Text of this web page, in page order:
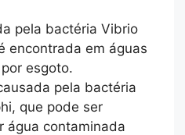
pela bactéria Vibrio
encontrada em águas
esgoto.
pela bactéria
que pode ser
água contaminada